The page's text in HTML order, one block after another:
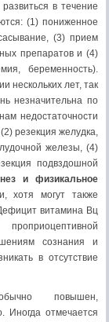
в течение
(1) пониженное
(3) прием
препаратов и (4)
беременность).
нескольких лет, так
незначительна по
недостаточности
резекция желудка,
железы, (4)
подвздошной
и физикальное
хотя могут также
витамина Вц
сознания и
в отсутствие
повышен,
Иногда отмечается